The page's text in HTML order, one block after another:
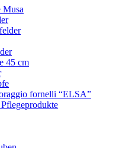
Musa
45 cm
fornelli “ELSA”